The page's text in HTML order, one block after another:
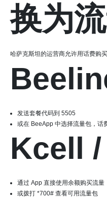
换为
哈萨克斯坦的运营商允许用话费购买
发送套餐代码到 5505
或在 BeeApp 中选择流量包，话
Kcell
通过 App 直接使用余额购买流量
或拨打 *700# 查看可用流量包